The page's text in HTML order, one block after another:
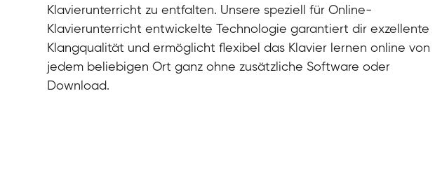
Klavierunterricht zu entfalten. Unsere speziell für Online-
Klavierunterricht entwickelte Technologie garantiert dir exzellente
Klangqualität und ermöglicht flexibel das Klavier lernen online von
jedem beliebigen Ort ganz ohne zusätzliche Software oder
Download.